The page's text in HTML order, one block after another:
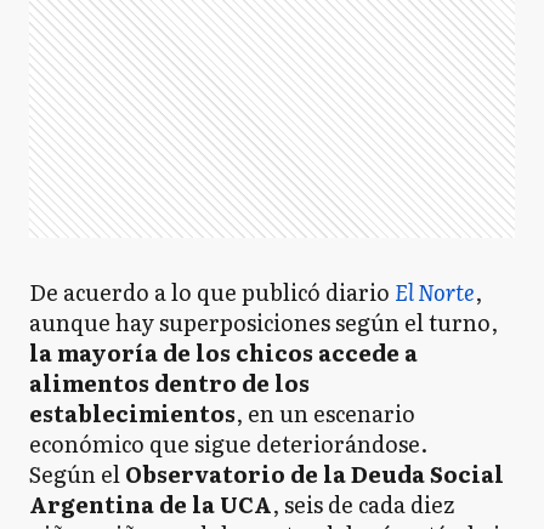
De acuerdo a lo que publicó diario El Norte,
aunque hay superposiciones según el turno,
la mayoría de los chicos accede a
alimentos dentro de los
establecimientos, en un escenario
económico que sigue deteriorándose.
Según elObservatorio de la Deuda Social
Argentina de la UCA, seis de cada diez